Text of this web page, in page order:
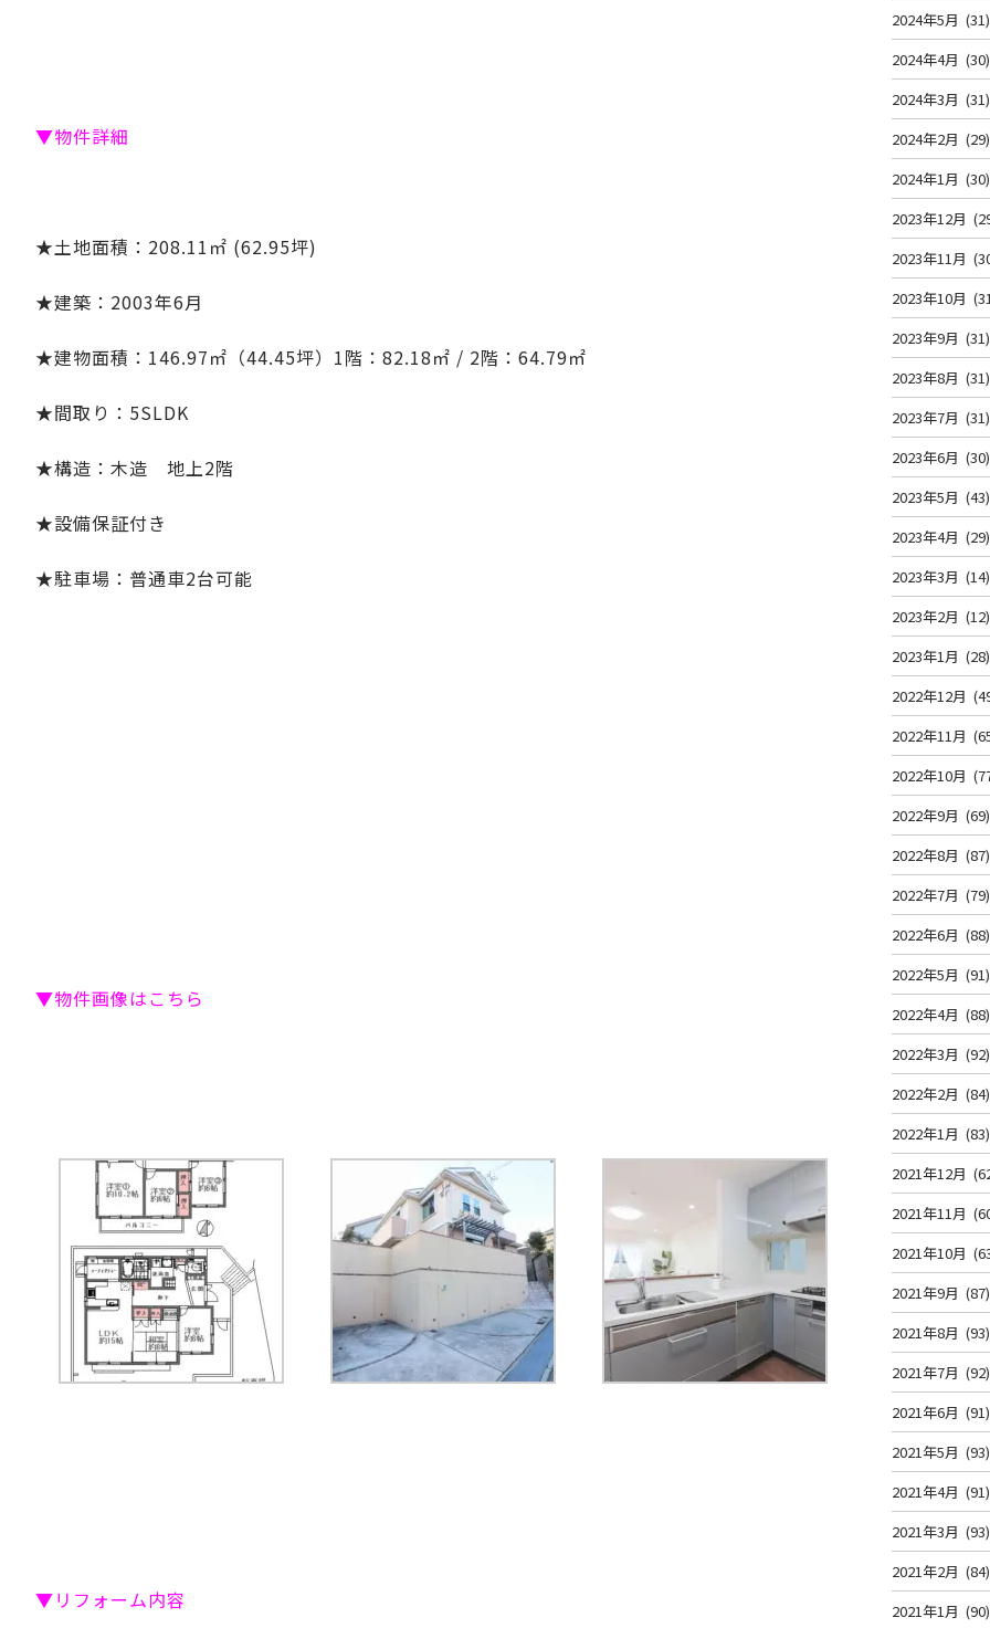
▼物件詳細
★土地面積：208.11㎡ (62.95坪)
★建築：2003年6月
★建物面積：146.97㎡（44.45坪）1階：82.18㎡ / 2階：64.79㎡
★間取り：5SLDK
★構造：木造 地上2階
★設備保証付き
★駐車場：普通車2台可能
▼物件画像はこちら
▼リフォーム内容
2024年5月 (31)
2024年4月 (30)
2024年3月 (31)
2024年2月 (29)
2024年1月 (30)
2023年12月
2023年11月
2023年10月
2023年9月 (31)
2023年8月 (31)
2023年7月 (31)
2023年6月 (30)
2023年5月 (43)
2023年4月 (29)
2023年3月 (14)
2023年2月 (12)
2023年1月 (28)
2022年12月
2022年11月
2022年10月
2022年9月 (69)
2022年8月 (87)
2022年7月 (79)
2022年6月 (88)
2022年5月 (91)
2022年4月 (88)
2022年3月 (92)
2022年2月 (84)
2022年1月 (83)
2021年12月
2021年11月
2021年10月
2021年9月 (87)
2021年8月 (93)
2021年7月 (92)
2021年6月 (91)
2021年5月 (93)
2021年4月 (91)
2021年3月 (93)
2021年2月 (84)
2021年1月 (90)